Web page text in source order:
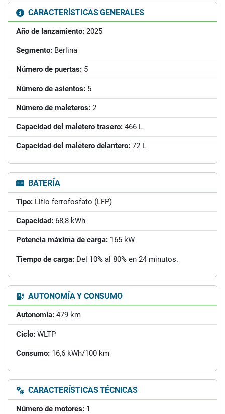
CARACTERÍSTICAS GENERALES
Año de lanzamiento: 2025
Segmento: Berlina
Número de puertas: 5
Número de asientos: 5
Número de maleteros: 2
Capacidad del maletero trasero: 466 L
Capacidad del maletero delantero: 72 L
BATERÍA
Tipo: Litio ferrofosfato (LFP)
Capacidad: 68,8 kWh
Potencia máxima de carga: 165 kW
Tiempo de carga: Del 10% al 80% en 24 minutos.
AUTONOMÍA Y CONSUMO
Autonomía: 479 km
Ciclo: WLTP
Consumo: 16,6 kWh/100 km
CARACTERÍSTICAS TÉCNICAS
Número de motores: 1